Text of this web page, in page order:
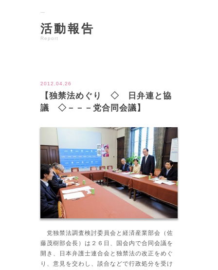
活動報告
Report
2012.04.26
【独禁法めぐり ◇ 日弁連と協
議 ◇－－－党合同会議】
党独禁法調査検討委員会と経済産業部会（佐
藤茂樹部会長）は２６日、国会内で合同会議を
開き、日本弁護士連合会と独禁法の改正をめぐ
り、意見を交わし、談合などで行政処分を受け